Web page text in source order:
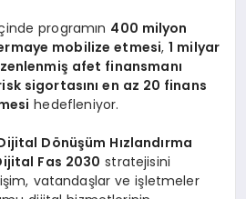
programın 400 milyon
mobilize etmesi,1 milyar
afet finansmanı
sigortasını en az 20 finans
hedefleniyor.
Dönüşüm Hızlandırma
Fas 2030 stratejisini
vatandaşlar ve işletmeler